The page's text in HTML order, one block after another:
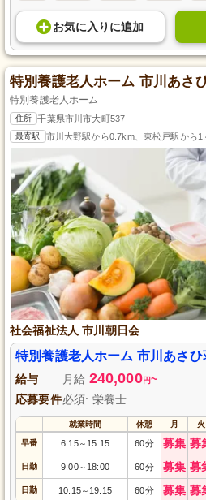
お気に入り に追加
特別養護老人ホーム 市川あさ
特別養護老人ホーム
住所 千葉県市川市大町537
最寄駅 市川大野駅から0.7km、東松戸駅から
社会福祉法人 市川朝日会
特別養護老人ホーム 市川あさ
給与 月給 240,000円~
応募要件必須: 栄養士
就業時間 休憩 月 火
早番 6:15～ 15:15 60分 募集 募
日勤 9:00～ 18:00 60分 募集 募
日勤 10:15～ 19:15 60分 募集 募